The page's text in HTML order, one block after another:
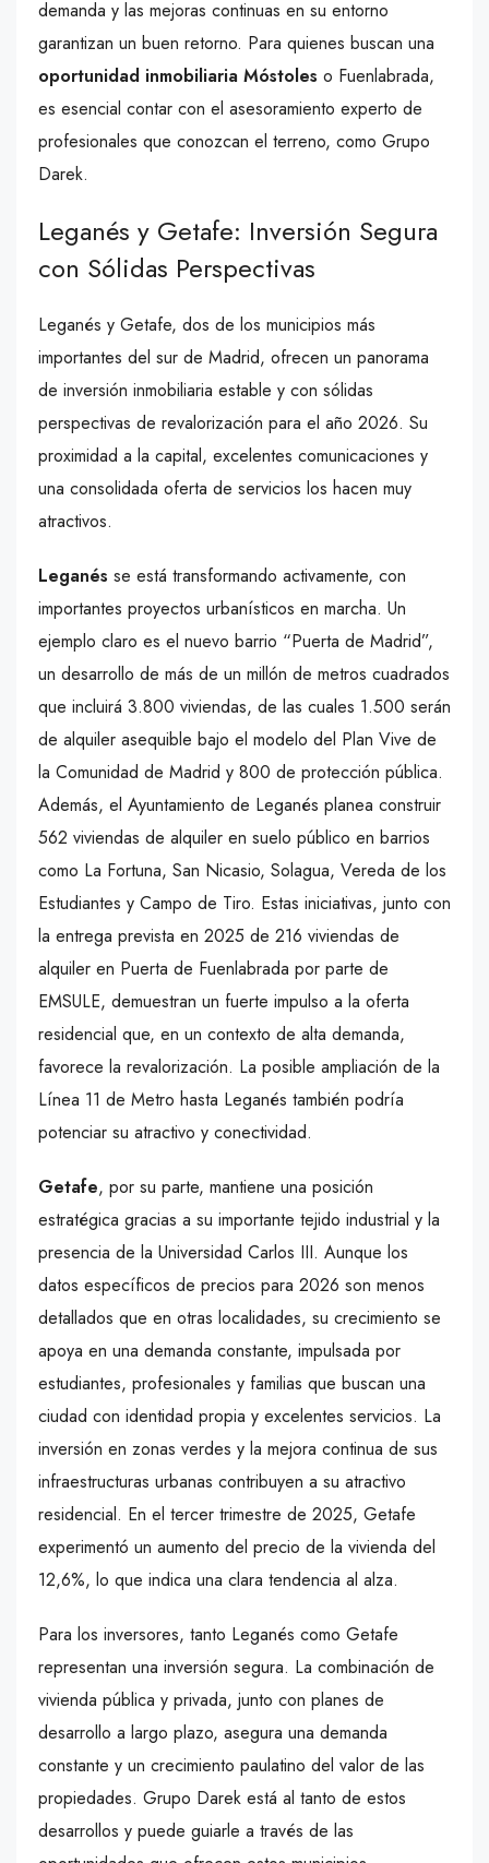
demanda y las mejoras continuas en su entorno
garantizan un buen retorno. Para quienes buscan una
oportunidad inmobiliaria Móstoles o Fuenlabrada,
es esencial contar con el asesoramiento experto de
profesionales que conozcan el terreno, como Grupo
Darek.
Leganés y Getafe: Inversión Segura
con Sólidas Perspectivas
Leganés y Getafe, dos de los municipios más
importantes del sur de Madrid, ofrecen un panorama
de inversión inmobiliaria estable y con sólidas
perspectivas de revalorización para el año 2026. Su
proximidad a la capital, excelentes comunicaciones y
una consolidada oferta de servicios los hacen muy
atractivos.
Leganés se está transformando activamente, con
importantes proyectos urbanísticos en marcha. Un
ejemplo claro es el nuevo barrio “Puerta de Madrid”,
un desarrollo de más de un millón de metros cuadrados
que incluirá 3.800 viviendas, de las cuales 1.500 serán
de alquiler asequible bajo el modelo del Plan Vive de
la Comunidad de Madrid y 800 de protección pública.
Además, el Ayuntamiento de Leganés planea construir
562 viviendas de alquiler en suelo público en barrios
como La Fortuna, San Nicasio, Solagua, Vereda de los
Estudiantes y Campo de Tiro. Estas iniciativas, junto con
la entrega prevista en 2025 de 216 viviendas de
alquiler en Puerta de Fuenlabrada por parte de
EMSULE, demuestran un fuerte impulso a la oferta
residencial que, en un contexto de alta demanda,
favorece la revalorización. La posible ampliación de la
Línea 11 de Metro hasta Leganés también podría
potenciar su atractivo y conectividad.
Getafe, por su parte, mantiene una posición
estratégica gracias a su importante tejido industrial y la
presencia de la Universidad Carlos III. Aunque los
datos específicos de precios para 2026 son menos
detallados que en otras localidades, su crecimiento se
apoya en una demanda constante, impulsada por
estudiantes, profesionales y familias que buscan una
ciudad con identidad propia y excelentes servicios. La
inversión en zonas verdes y la mejora continua de sus
infraestructuras urbanas contribuyen a su atractivo
residencial. En el tercer trimestre de 2025, Getafe
experimentó un aumento del precio de la vivienda del
12,6%, lo que indica una clara tendencia al alza.
Para los inversores, tanto Leganés como Getafe
representan una inversión segura. La combinación de
vivienda pública y privada, junto con planes de
desarrollo a largo plazo, asegura una demanda
constante y un crecimiento paulatino del valor de las
propiedades. Grupo Darek está al tanto de estos
desarrollos y puede guiarle a través de las